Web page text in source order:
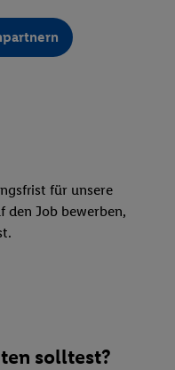
für unsere
den Job bewerben,
solltest?